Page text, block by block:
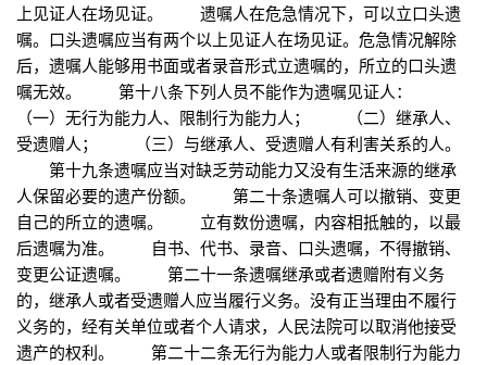
上见证人在场见证。 遗嘱人在危急情况下，可以立口头遗
嘱。口头遗嘱应当有两个以上见证人在场见证。危急情况解除
后，遗嘱人能够用书面或者录音形式立遗嘱的，所立的口头遗
嘱无效。 第十八条下列人员不能作为遗嘱见证人：
（一）无行为能力人、限制行为能力人； （二）继承人、
受遗赠人； （三）与继承人、受遗赠人有利害关系的人。
第十九条遗嘱应当对缺乏劳动能力又没有生活来源的继承
人保留必要的遗产份额。 第二十条遗嘱人可以撤销、变更
自己的所立的遗嘱。 立有数份遗嘱，内容相抵触的，以最
后遗嘱为准。 自书、代书、录音、口头遗嘱，不得撤销、
变更公证遗嘱。 第二十一条遗嘱继承或者遗赠附有义务
的，继承人或者受遗赠人应当履行义务。没有正当理由不履行
义务的，经有关单位或者个人请求，人民法院可以取消他接受
遗产的权利。 第二十二条无行为能力人或者限制行为能力